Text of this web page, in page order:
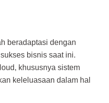
beradaptasi dengan
bisnis saat ini.
khususnya sistem
keleluasaan dalam hal